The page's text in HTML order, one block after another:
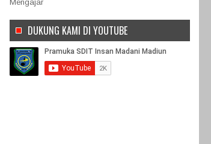
Mengajar
DUKUNG KAMI DI YOUTUBE